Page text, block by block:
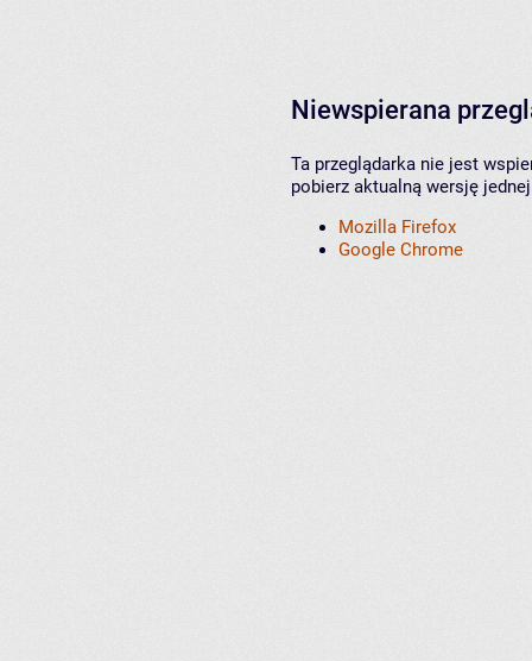
Niewspierana
Ta przeglądarka nie jest
pobierz aktualną wersję
Mozilla Firefox
Google Chrome